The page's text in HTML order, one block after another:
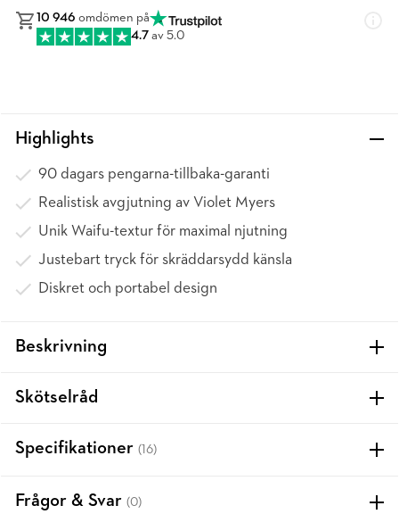
10 946 omdömen på
4.7 av 5.0
Highlights
90 dagars pengarna-tillbaka-garanti
Realistisk avgjutning av Violet Myers
Unik Waifu-textur för maximal njutning
Justebart tryck för skräddarsydd känsla
Diskret och portabel design
Beskrivning
Skötselråd
Specifikationer (16)
Frågor & Svar (0)